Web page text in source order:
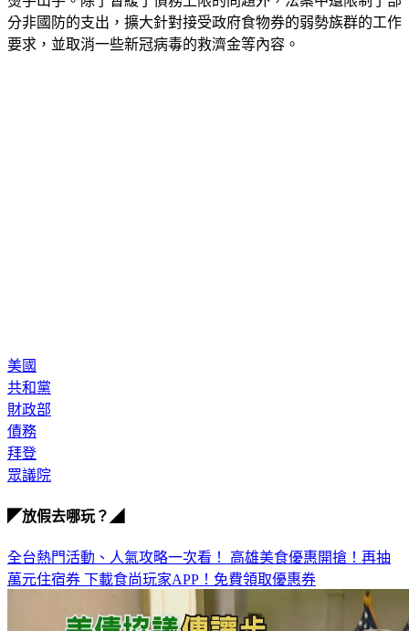
分非國防的支出，擴大針對接受政府食物券的弱勢族群的工作
要求，並取消一些新冠病毒的救濟金等內容。
美國
共和黨
財政部
債務
拜登
眾議院
◤放假去哪玩？◢
全台熱門活動、人氣攻略一次看！ 高雄美食優惠開搶！再抽
萬元住宿券 下載食尚玩家APP！免費領取優惠券